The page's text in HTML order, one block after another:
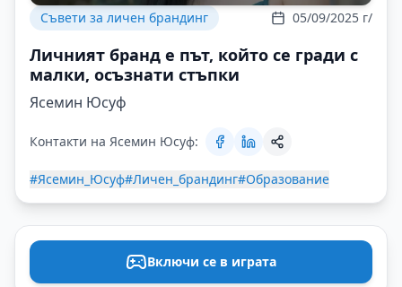
Съвети за личен брандинг 05/09/2025 г/
Личният бранд е път, който се гради с
малки, осъзнати стъпки
Ясемин Юсуф
Контакти на Ясемин Юсуф:
#Ясемин_Юсуф#Личен_брандинг#Образование
Включи се в играта